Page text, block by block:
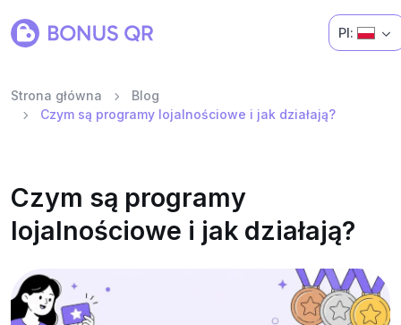
Pl:
Strona główna
Blog
Czym są programy lojalnościowe i jak działają?
Czym są programy
lojalnościowe i jak działają?